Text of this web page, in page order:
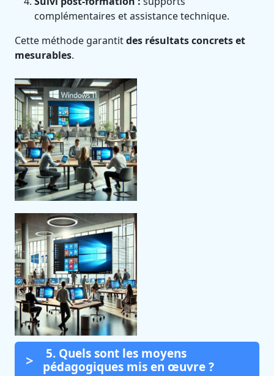
complémentaires et assistance technique.
Cette méthode garantitdes résultats concrets et
mesurables.
5. Quels sont les moyens
pédagogiques mis en œuvre ?